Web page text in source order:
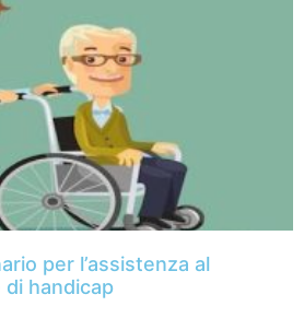
per l’assistenza al
handicap